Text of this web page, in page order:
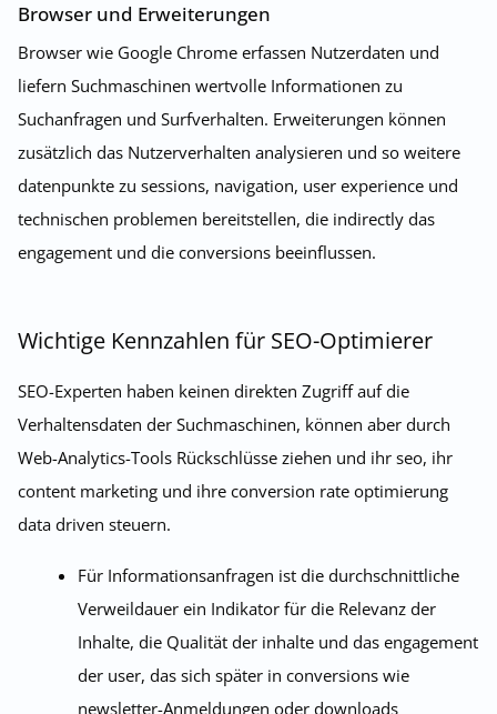
Browser und Erweiterungen
Browser wie Google Chrome erfassen Nutzerdaten und
liefern Suchmaschinen wertvolle Informationen zu
Suchanfragen und Surfverhalten. Erweiterungen können
zusätzlich das Nutzerverhalten analysieren und so weitere
datenpunkte zu sessions, navigation, user experience und
technischen problemen bereitstellen, die indirectly das
engagement und die conversions beeinflussen.
Wichtige Kennzahlen für SEO-Optimierer
SEO-Experten haben keinen direkten Zugriff auf die
Verhaltensdaten der Suchmaschinen, können aber durch
Web-Analytics-Tools Rückschlüsse ziehen und ihr seo, ihr
content marketing und ihre conversion rate optimierung
data driven steuern.
Für Informationsanfragen ist die durchschnittliche
Verweildauer ein Indikator für die Relevanz der
Inhalte, die Qualität der inhalte und das engagement
der user, das sich später in conversions wie
newsletter-Anmeldungen oder downloads